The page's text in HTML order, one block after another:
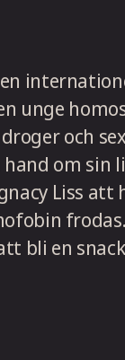
unge
och
om sin
Liss att
bli en